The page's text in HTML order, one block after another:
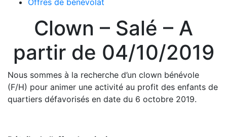
Clown – Salé – A
partir de 04/10/2019
Nous sommes à la recherche d’un clown bénévole
(F/H) pour animer une activité au profit des enfants de
quartiers défavorisés en date du 6 octobre 2019.